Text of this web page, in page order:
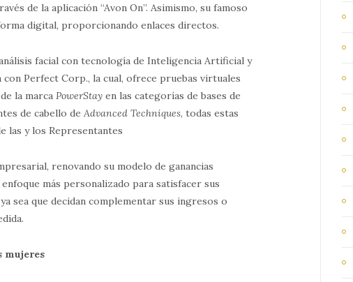
de la aplicación “Avon On”. Asimismo, su famoso
digital, proporcionando enlaces directos.
facial con tecnología de Inteligencia Artificial y
con Perfect Corp., la cual, ofrece pruebas virtuales
la marcaPowerStay en las categorías de bases de
de cabello deAdvanced Techniques, todas estas
las y los Representantes
renovando su modelo de ganancias
más personalizado para satisfacer sus
sea que decidan complementar sus ingresos o
mujeres